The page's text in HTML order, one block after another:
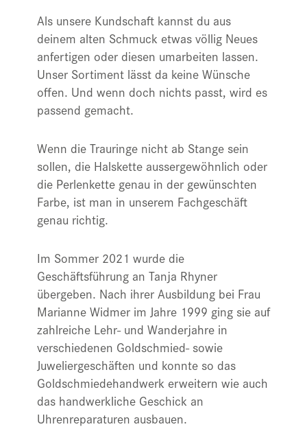
Als unsere Kundschaft kannst du aus
deinem alten Schmuck etwas völlig Neues
anfertigen oder diesen umarbeiten lassen.
Unser Sortiment lässt da keine Wünsche
offen. Und wenn doch nichts passt, wird es
passend gemacht.
Wenn die Trauringe nicht ab Stange sein
sollen, die Halskette aussergewöhnlich oder
die Perlenkette genau in der gewünschten
Farbe, ist man in unserem Fachgeschäft
genau richtig.
Im Sommer 2021 wurde die
Geschäftsführung an Tanja Rhyner
übergeben. Nach ihrer Ausbildung bei Frau
Marianne Widmer im Jahre 1999 ging sie auf
zahlreiche Lehr- und Wanderjahre in
verschiedenen Goldschmied- sowie
Juweliergeschäften und konnte so das
Goldschmiedehandwerk erweitern wie auch
das handwerkliche Geschick an
Uhrenreparaturen ausbauen.